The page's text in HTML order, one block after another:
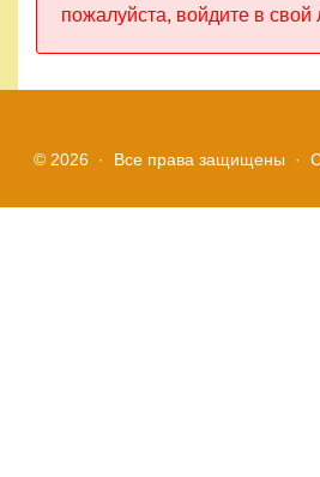
условия
Политика
пожалуйста, войдите в свой
© 2026 · Все права защищены ·